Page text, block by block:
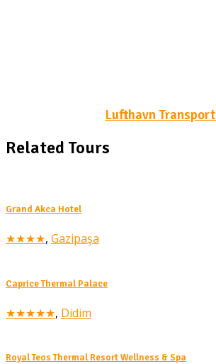
Lufthavn Transport
Related Tours
Grand Akca Hotel
★★★★, Gazipaşa
Caprice Thermal Palace
★★★★★, Didim
Royal Teos Thermal Resort Wellness & Spa